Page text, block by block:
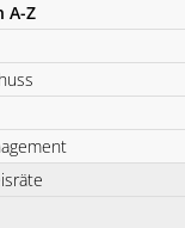
A-Z